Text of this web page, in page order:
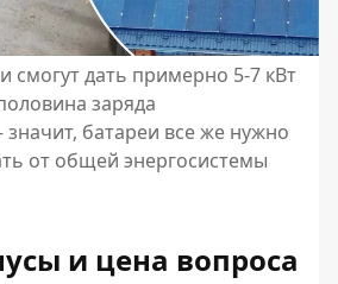
смогут дать примерно 5-7 кВт
заряда
значит, батареи все же нужно
от общей энергосистемы
и цена вопроса